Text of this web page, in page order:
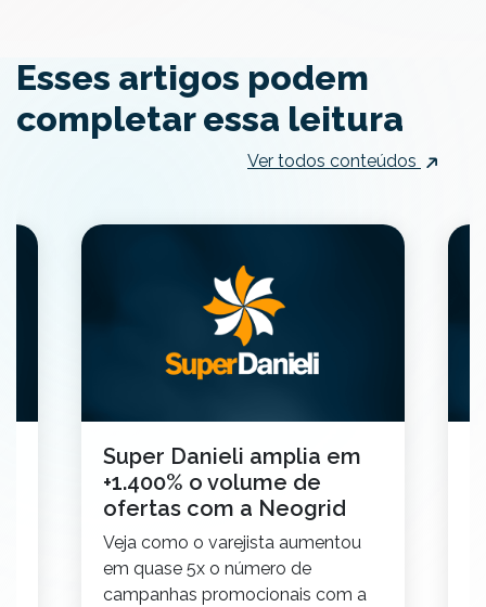
Esses artigos podem
completar essa leitura
Ver todos conteúdos
Super Danieli amplia em
+1.400% o volume de
ofertas com a Neogrid
Veja como o varejista aumentou
em quase 5x o número de
campanhas promocionais com a